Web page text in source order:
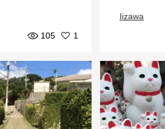
105
1
Iizawa